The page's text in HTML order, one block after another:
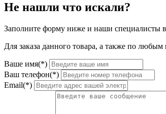
Не нашли что искали?
Заполните форму ниже и наши специалисты
Для заказа данного товара, а также по
Ваше имя(*)
Ваш телефон(*)
Email(*)